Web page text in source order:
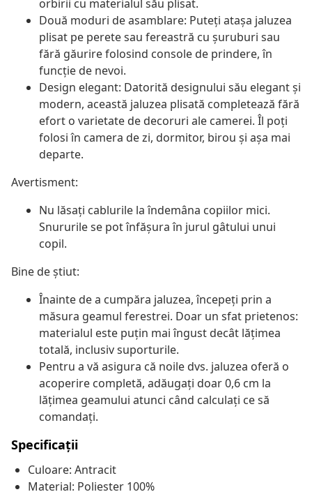
orbirii cu materialul său plisat.
Două moduri de asamblare: Puteți atașa jaluzea
plisat pe perete sau fereastră cu șuruburi sau
fără găurire folosind console de prindere, în
funcție de nevoi.
Design elegant: Datorită designului său elegant și
modern, această jaluzea plisată completează fără
efort o varietate de decoruri ale camerei. Îl poți
folosi în camera de zi, dormitor, birou și așa mai
departe.
Avertisment:
Nu lăsați cablurile la îndemâna copiilor mici.
Snururile se pot înfăşura în jurul gâtului unui
copil.
Bine de știut:
Înainte de a cumpăra jaluzea, începeți prin a
măsura geamul ferestrei. Doar un sfat prietenos:
materialul este puțin mai îngust decât lățimea
totală, inclusiv suporturile.
Pentru a vă asigura că noile dvs. jaluzea oferă o
acoperire completă, adăugați doar 0,6 cm la
lățimea geamului atunci când calculați ce să
comandați.
Specificații
Culoare: Antracit
Material: Poliester 100%